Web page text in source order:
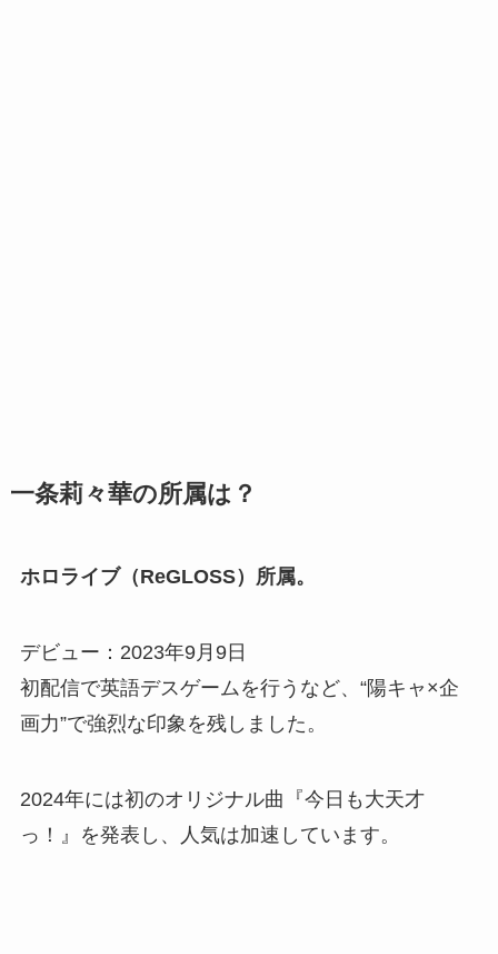
一条莉々華の所属は？
ホロライブ（ReGLOSS）所属。
デビュー：2023年9月9日
初配信で英語デスゲームを行うなど、“陽キャ×企
画力”で強烈な印象を残しました。
2024年には初のオリジナル曲『今日も大天才
っ！』を発表し、人気は加速しています。